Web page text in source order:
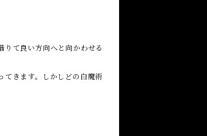
て良い方向へと向かわせる
てきます。しかしどの白魔術